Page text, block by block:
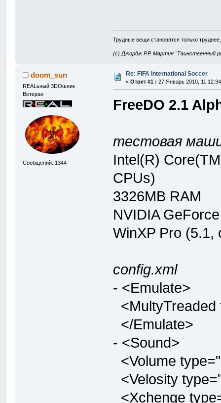
Трудные вещи становятся только
(с) Джордж Р.Р. Мартин "Таинственный
doom_sun
REALьный 3DOшник
Ветеран
Сообщений: 1344
Re: FIFA International Soccer
« Ответ #1 : 27 Январь 2010,
FreeDO 2.1
тестовая
Intel(R)
CPUs)
3326MB RAM
NVIDIA
WinXP Pro (5.1,
config.xml
- <Emulate>
</Emulate>
- <Sound>
<Volume
<Velosity
<Xchenge